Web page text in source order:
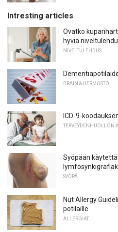
Intresting articles
Ovatko
hyviä
NIVELTULEHDUS
BRAIN & HERMOSTO
ICD-9-
TERVEYDENHUOLLON
Syöpään
SYÖPÄ
Nut Allergy
potilaille
ALLERGIAT